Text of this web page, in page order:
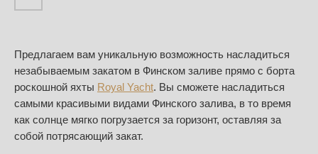
Предлагаем вам уникальную возможность насладиться
незабываемым закатом в Финском заливе прямо с борта
роскошной яхты Royal Yacht. Вы сможете насладиться
самыми красивыми видами Финского залива, в то время
как солнце мягко погрузается за горизонт, оставляя за
собой потрясающий закат.